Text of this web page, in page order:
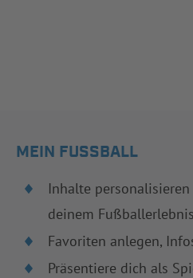
MEIN FUSSBALL
Inhalte
deinem Fußballerlebnis
Favoriten anlegen,
Präsentiere dich als